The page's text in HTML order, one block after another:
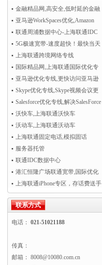
金融精品网,高安全,低时延的金融
精品网
亚马逊WorkSpaces优化,Amazon
WorkSpaces运行更流畅
联通周浦数据中心-上海联通IDC
机房托管
5G极速宽带-速度超快！最快当天
开通！
上海联通跨境网络专线
国际精品网,上海联通国际优化专
线亚马逊优化专线,更快访问亚马逊
AWS云服务
Skype优化专线,Skype视频会议更
清晰流畅
Salesforce优化专线,解决SalesForce
CRM访问慢
沃快车,上海联通沃快车
沃动车,上海联通沃动车
上海联通固定电话,模拟固话
服务器托管
联通IDC数据中心
港汇恒隆广场联通宽带,国际优化
专线超值热卖！
上海联通iPhone专区，存话费送手
机
联系方式
电话： 021-51021188
传真：
邮箱： 8008@10080.com.cn